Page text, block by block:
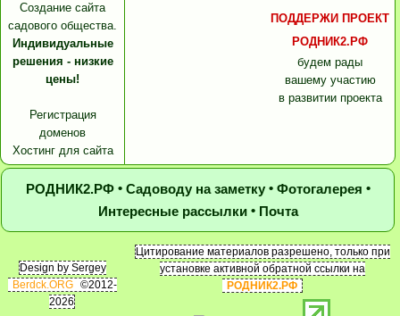
Создание сайта
садового общества.
Индивидуальные
решения - низкие
цены!
Регистрация
доменов
Хостинг для сайта
ПОДДЕРЖИ ПРОЕКТ
РОДНИК2.РФ
будем рады
вашему участию
в развитии проекта
РОДНИК2.РФ • Садоводу на заметку• Фотогалерея •
Интересные рассылки• Почта
Design by Sergey
Berdck.ORG
©2012-
2026
Цитирование материалов разрешено, только при
установке активной обратной ссылки на
РОДНИК2.РФ